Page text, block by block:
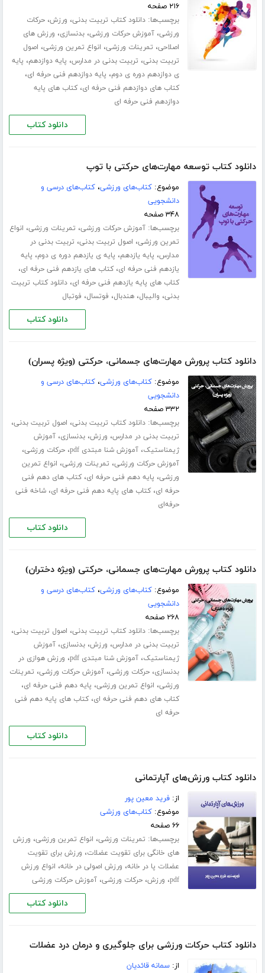
۲۱۶ صفحه
برچسب‌ها:دانلود کتاب تربیت بدنی، ورزش،حرکات
ورزشی،آموزش حرکات ورزشی،بدنسازی، ورزش های
اصلاحی، تمرینات ورزشی، انواع تمرین ورزشی، اصول
تربیت بدنی، تربیت بدنی در مدارس، پایه دوازدهم، پایه
ی دوازدهم دوره ی دوم، پایه دوازدهم فنی حرفه ای،
کتاب های دوازدهم فنی حرفه ای،کتاب های پایه
دوازدهم فنی حرفه ای
دانلود کتاب
دانلود کتاب توسعه مهارت‌های حرکتی با توپ
موضوع:کتاب‌های ورزشی،کتاب‌های درسی و
دانشجویی
۳۴۸ صفحه
برچسب‌ها:آموزش حرکات ورزشی، تمرینات ورزشی، انواع
تمرین ورزشی، اصول تربیت بدنی، تربیت بدنی در
مدارس، پایه یازدهم، پایه ی یازدهم دوره ی دوم، پایه
یازدهم فنی حرفه ای،کتاب های یازدهم فنی حرفه ای،
کتاب های پایه یازدهم فنی حرفه ای،دانلود کتاب تربیت
بدنی، والیبال،هندبال، فوتسال، فوتبال
دانلود کتاب
دانلود کتاب پرورش مهارت‌های جسمانی، حرکتی (ویژه پسران)
موضوع:کتاب‌های ورزشی،کتاب‌های درسی و
دانشجویی
۳۳۲ صفحه
برچسب‌ها:دانلود کتاب تربیت بدنی، اصول تربیت بدنی،
تربیت بدنی در مدارس، ورزش،بدنسازی،آموزش
ژیمناستیک،آموزش شنا مبتدی pdf ،حرکات ورزشی،
آموزش حرکات ورزشی، تمرینات ورزشی، انواع تمرین
ورزشی، پایه دهم فنی حرفه ای،کتاب های دهم فنی
حرفه ای،کتاب های پایه دهم فنی حرفه ای،شاخه فنی
حرفه‌ای
دانلود کتاب
دانلود کتاب پرورش مهارت‌های جسمانی، حرکتی (ویژه دختران)
موضوع:کتاب‌های ورزشی،کتاب‌های درسی و
دانشجویی
۲۶۸ صفحه
برچسب‌ها:دانلود کتاب تربیت بدنی، اصول تربیت بدنی،
تربیت بدنی در مدارس، ورزش،بدنسازی،آموزش
ژیمناستیک،آموزش شنا مبتدی pdf ، ورزش هوازی در
بدنسازی،حرکات ورزشی،آموزش حرکات ورزشی، تمرینات
ورزشی، انواع تمرین ورزشی، پایه دهم فنی حرفه ای،
کتاب های دهم فنی حرفه ای،کتاب های پایه دهم فنی
حرفه ای
دانلود کتاب
دانلود کتاب ورزش‌های آپارتمانی
از:فرید معین پور
موضوع:کتاب‌های ورزشی
۶۶ صفحه
برچسب‌ها: تمرینات ورزشی، انواع تمرین ورزشی، ورزش
های خانگی برای تقویت عضلات، ورزش برای تقویت
عضلات پا در خانه، ورزش اصولی در خانه، انواع ورزش
pdf، ورزش،حرکات ورزشی،آموزش حرکات ورزشی
دانلود کتاب
دانلود کتاب حرکات ورزشی برای جلوگیری و درمان درد عضلات
از:سمانه قائدیان